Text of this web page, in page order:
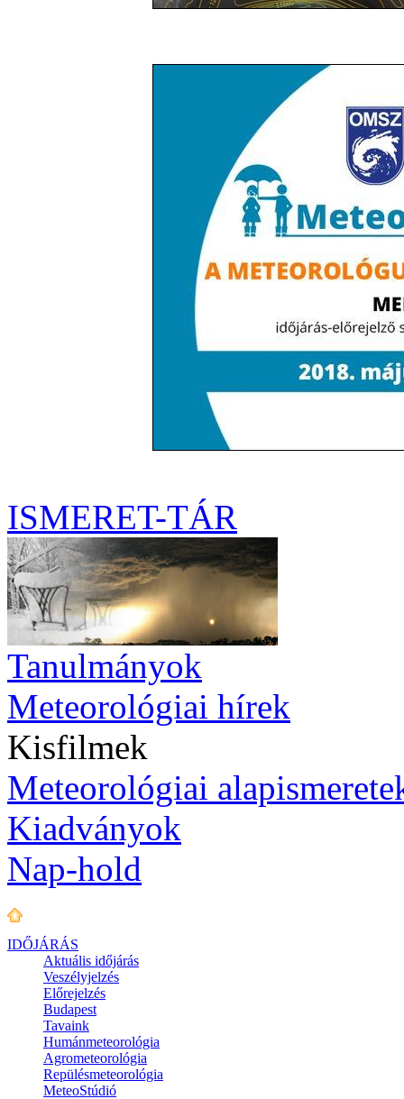
ISMERET-TÁR
Tanulmányok
Meteorológiai hírek
Kisfilmek
Meteorológiai
Kiadványok
Nap-hold
IDŐJÁRÁS
Aktuális időjárás
Veszélyjelzés
Előrejelzés
Budapest
Tavaink
Humánmeteorológia
Agrometeorológia
Repülésmeteorológia
MeteoStúdió